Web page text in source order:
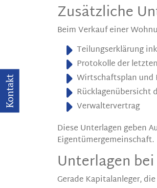
Kontakt
Zusätzliche
Beim Verkauf einer
Teilungserklärung
Protokolle der
Wirtschaftsplan und
Rücklagenübersicht
Verwaltervertrag
Diese Unterlagen geben
Eigentümergemeinschaft.
Unterlagen
Gerade Kapitalanleger,